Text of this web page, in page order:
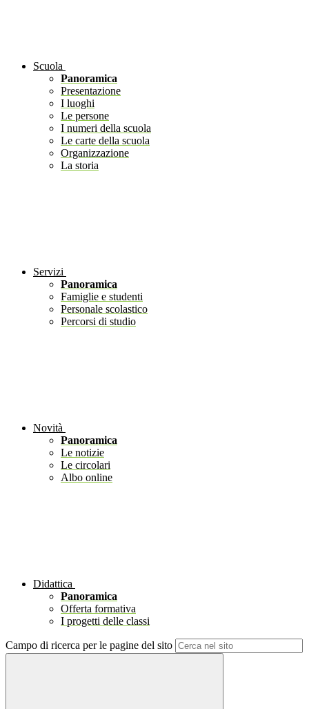
Scuola
Panoramica
Presentazione
I luoghi
Le persone
I numeri della scuola
Le carte della scuola
Organizzazione
La storia
Servizi
Panoramica
Famiglie e studenti
Personale scolastico
Percorsi di studio
Novità
Panoramica
Le notizie
Le circolari
Albo online
Didattica
Panoramica
Offerta formativa
I progetti delle classi
Campo di ricerca per le pagine del sito